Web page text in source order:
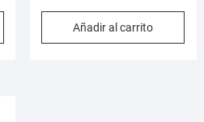
Añadir al carrito